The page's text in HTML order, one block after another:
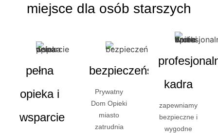
miejsce dla osób starszych
pełna
opieka i
wsparcie
bezpieczeństwo
Prywatny
Dom Opieki
miasto
zatrudnia
kadra
zapewniamy
bezpieczne i
wygodne